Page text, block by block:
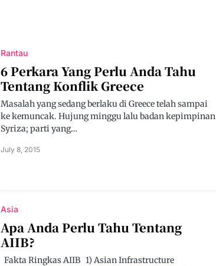
Rantau
6 Perkara Yang Perlu Anda Tahu
Tentang Konflik Greece
Masalah yang sedang berlaku di Greece telah sampai
ke kemuncak. Hujung minggu lalu badan kepimpinan
Syriza; parti yang…
July 8, 2015
Asia
Apa Anda Perlu Tahu Tentang
AIIB?
Fakta Ringkas AIIB 1) Asian Infrastructure